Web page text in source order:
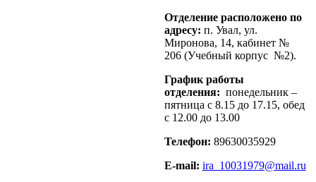
Отделение расположено по
адресу: п. Увал, ул.
Миронова, 14, кабинет №
206 (Учебный корпус №2).
График работы
отделения: понедельник –
пятница с 8.15 до 17.15, обед
с 12.00 до 13.00
Телефон: 89630035929
E-mail: ira_10031979@mail.ru